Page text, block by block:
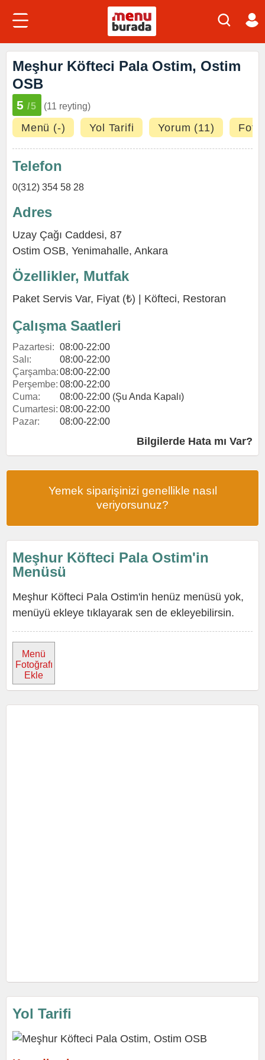
Meşhur Köfteci Pala Ostim, Ostim
OSB
5 /5 (11 reyting)
Menü (-) Yol Tarifi Yorum (11)
Telefon
0(312) 354 58 28
Adres
Uzay Çağı Caddesi, 87
Ostim OSB, Yenimahalle, Ankara
Özellikler, Mutfak
Paket Servis Var, Fiyat (₺) | Köfteci, Restoran
Çalışma Saatleri
Pazartesi: 08:00-22:00
Salı:
08:00-22:00
Çarşamba:08:00-22:00
Perşembe: 08:00-22:00
Cuma:
08:00-22:00 (Şu Anda Kapalı)
Cumartesi: 08:00-22:00
Pazar:
08:00-22:00
Bilgilerde Hata mı Var?
Yemek siparişinizi genellikle nasıl
veriyorsunuz?
Meşhur Köfteci Pala Ostim'in
Menüsü
Meşhur Köfteci Pala Ostim'in henüz menüsü yok,
menüyü ekleye tıklayarak sen de ekleyebilirsin.
Menü
Fotoğrafı
Ekle
Yol Tarifi